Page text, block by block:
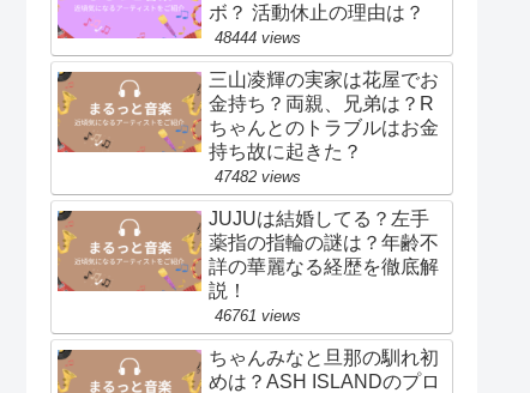
ボ？ 活動休止の理由は？
48444 views
三山凌輝の実家は花屋でお
金持ち？両親、兄弟は？R
ちゃんとのトラブルはお金
持ち故に起きた？
47482 views
JUJUは結婚してる？左手
薬指の指輪の謎は？年齢不
詳の華麗なる経歴を徹底解
説！
46761 views
ちゃんみなと旦那の馴れ初
めは？ASH ISLANDのプロ